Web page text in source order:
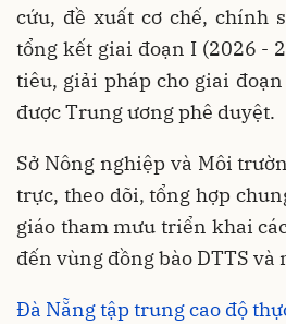
cứu, đề xuất cơ chế, chính
tổng kết giai đoạn I (2026 -
tiêu, giải pháp cho giai
được Trung ương phê duyệt.
Sở Nông nghiệp và Môi
trực, theo dõi, tổng hợp
giáo tham mưu triển khai
đến vùng đồng bào DTTS và
Đà Nẵng tập trung cao độ